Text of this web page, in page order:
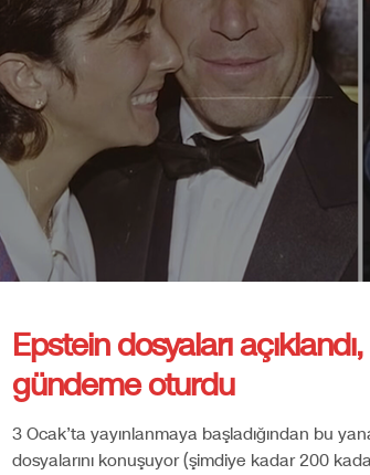
Epstein dosyaları
gündeme oturdu
3 Ocak’ta yayınlanmaya başladığından bu
dosyalarını konuşuyor (şimdiye kadar 200